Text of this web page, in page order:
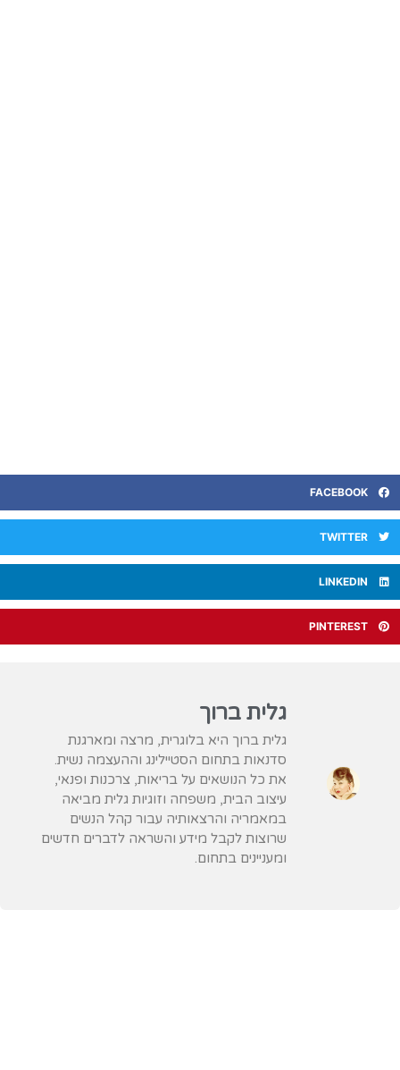
FACEBOOK
TWITTER
LINKEDIN
PINTEREST
גלית ברוך
גלית ברוך היא בלוגרית, מרצה ומארגנת
סדנאות בתחום הסטיילינג וההעצמה נשית.
את כל הנושאים על בריאות, צרכנות ופנאי,
עיצוב הבית, משפחה וזוגיות גלית מביאה
במאמריה והרצאותיה עבור קהל הנשים
שרוצות לקבל מידע והשראה לדברים חדשים
ומעניינים בתחום.